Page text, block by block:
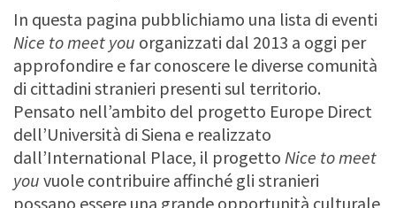
In questa pagina pubblichiamo una lista di eventi
Nice to meet you organizzati dal 2013 a oggi per
approfondire e far conoscere le diverse comunità
di cittadini stranieri presenti sul territorio.
Pensato nell’ambito del progetto Europe Direct
dell’Università di Siena e realizzato
dall’International Place, il progetto Nice to meet
you vuole contribuire affinché gli stranieri
possano essere una grande opportunità culturale